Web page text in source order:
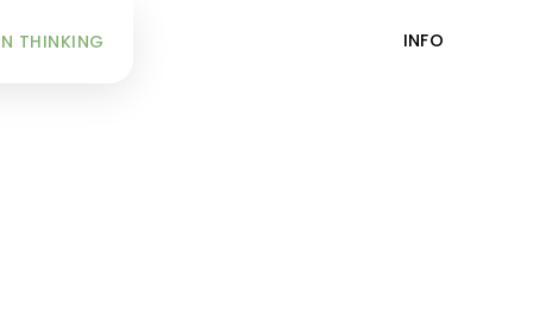
INFO
THINKING